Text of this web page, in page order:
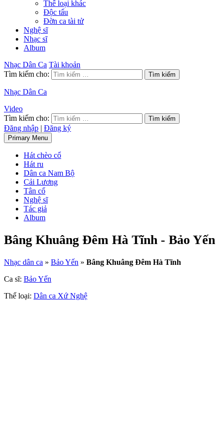
Thể loại khác
Độc tấu
Đờn ca tài tử
Nghệ sĩ
Nhạc sĩ
Album
Nhạc Dân Ca Tài khoản
Tìm kiếm cho:
Nhạc Dân Ca
Video
Tìm kiếm cho:
Đăng nhập | Đăng ký
Primary Menu
Hát chèo cổ
Hát ru
Dân ca Nam Bộ
Cải Lương
Tân cổ
Nghệ sĩ
Tác giả
Album
Bâng Khuâng Đêm Hà Tĩnh - Bảo Yến
Nhạc dân ca » Bảo Yến » Bâng Khuâng Đêm Hà Tĩnh
Ca sĩ: Bảo Yến
Thể loại: Dân ca Xứ Nghệ